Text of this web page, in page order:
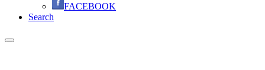
FACEBOOK
Search